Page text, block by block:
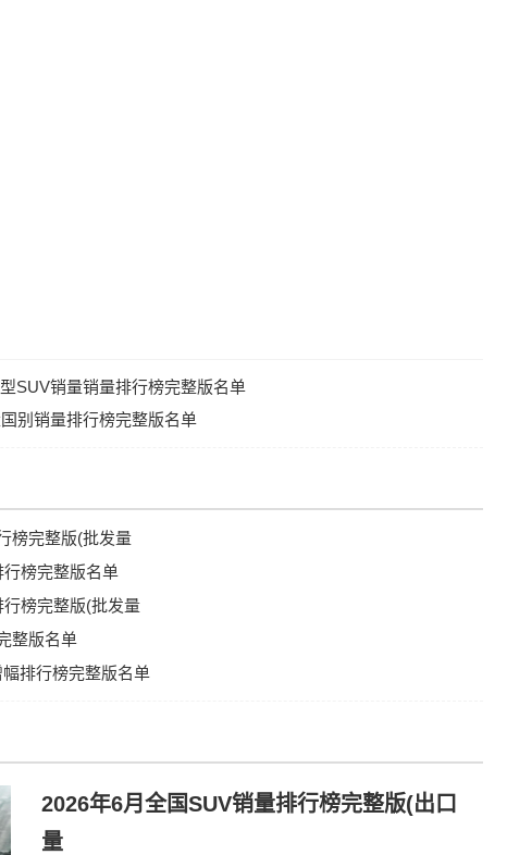
SUV销量销量排行榜完整版名单
别销量排行榜完整版名单
榜完整版(批发量
榜完整版名单
榜完整版(批发量
整版名单
排行榜完整版名单
2026年6月全国SUV销量排行榜完整版(出口
量